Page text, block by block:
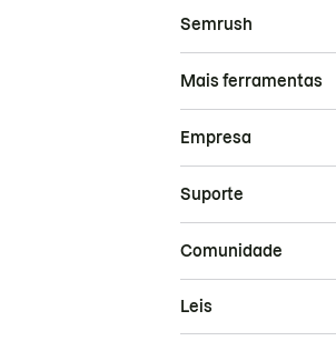
Semrush
Mais ferramentas
Empresa
Suporte
Comunidade
Leis